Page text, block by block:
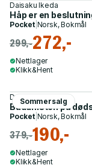
Daisaku Ikeda
Håp er en
Pocket| Norsk, Bokmål
299,-272,-
Nettlager
Klikk&Hent
Sommersalg
David Sheff
Buddhisten på
Pocket| Norsk, Bokmål
379,-190,-
Nettlager
Klikk&Hent